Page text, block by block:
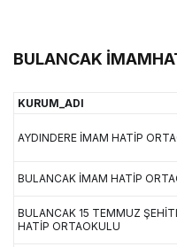
BULANCAK
KURUM_ADI
AYDINDERE İMAM HATİP
BULANCAK İMAM HATİP
BULANCAK 15 TEMMUZ
HATİP ORTAOKULU